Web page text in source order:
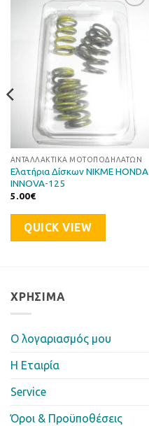
στη Λίστα
Επιθυμιών
ΑΝΤΑΛΛΑΚΤΙΚΆ ΜΟΤΟΠΟΔΗΛΆΤΩΝ
Ελατήρια Δίσκων NIKME HONDA
INNOVA-125
5.00€
QUICK VIEW
ΧΡΉΣΙΜΑ
Ο λογαριασμός μου
Η Eταιρία
Service
Όροι & Προϋποθέσεις